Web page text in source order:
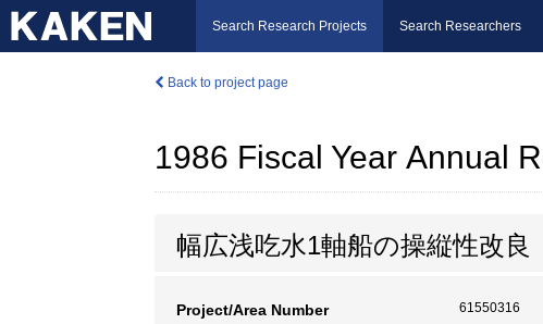
Search Research Projects Search Researchers
Back to project page
1986 Fiscal Year Annual
幅広浅吃水1軸船の操縦性改良
Project/Area Number 61550316